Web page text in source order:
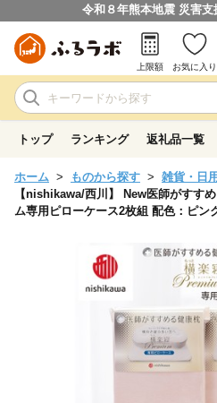
令和８年熊本地震 災害
上限額 お気に入り
トップ ランキング 返礼品一覧
ホーム ものから探す 雑貨・日
【nishikawa/西川】 New医師がすす
ム専用ピローケース2枚組 配色：ピン